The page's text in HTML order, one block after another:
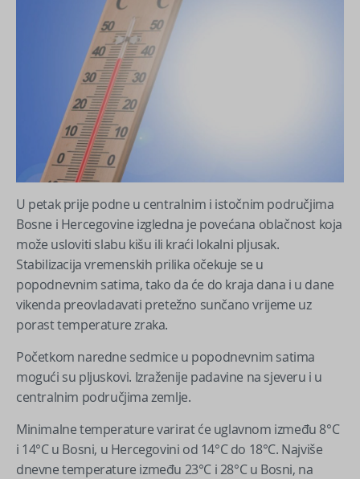
U petak prije podne u centralnim i istočnim područjima
Bosne i Hercegovine izgledna je povećana oblačnost koja
može usloviti slabu kišu ili kraći lokalni pljusak.
Stabilizacija vremenskih prilika očekuje se u
popodnevnim satima, tako da će do kraja dana i u dane
vikenda preovladavati pretežno sunčano vrijeme uz
porast temperature zraka.
Početkom naredne sedmice u popodnevnim satima
mogući su pljuskovi. Izraženije padavine na sjeveru i u
centralnim područjima zemlje.
Minimalne temperature varirat će uglavnom između 8°C
i 14°C u Bosni, u Hercegovini od 14°C do 18°C. Najviše
dnevne temperature između 23°C i 28°C u Bosni, na